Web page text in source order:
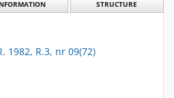
STRUCTURE
1982, R.3, nr 09(72)